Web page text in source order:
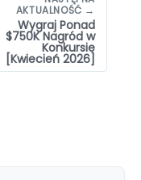
AKTUALNOŚĆ →
Wygraj Ponad
$750K Nagród w
Konkursie
[Kwiecień 2026]